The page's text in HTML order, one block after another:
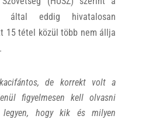
által eddig hivatalosan
15 tétel közül több nem állja
de korrekt volt a
figyelmesen kell olvasni
hogy kik és milyen